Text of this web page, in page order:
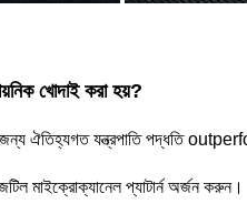
খোদাই করা হয়?
জন্য ঐতিহ্যগত যন্ত্রপাতি পদ্ধতি
জটিল মাইক্রোক্যানেল প্যাটার্ন অর্জন করুন।